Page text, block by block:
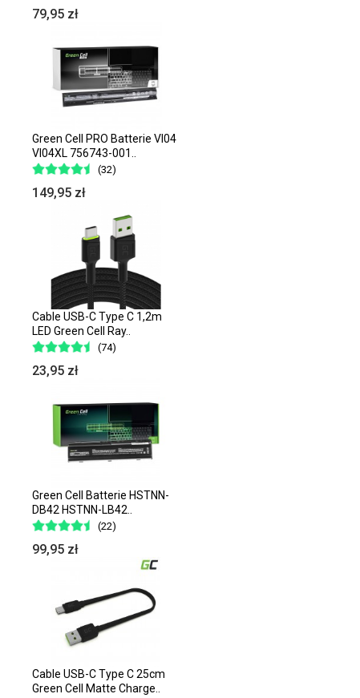
79,95 zł
Green Cell PRO Batterie VI04
VI04XL 756743-001..
(32)
149,95 zł
Cable USB-C Type C 1,2m
LED Green Cell Ray..
(74)
23,95 zł
Green Cell Batterie HSTNN-
DB42 HSTNN-LB42..
(22)
99,95 zł
Cable USB-C Type C 25cm
Green Cell Matte Charge..